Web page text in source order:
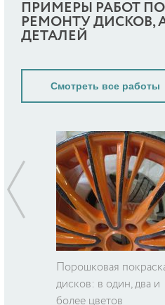
ПРИМЕРЫ РАБОТ
РЕМОНТУ ДИСКОВ,
ДЕТАЛЕЙ
Смотреть все работы
Порошковая
дисков: в один, два и
более цветов